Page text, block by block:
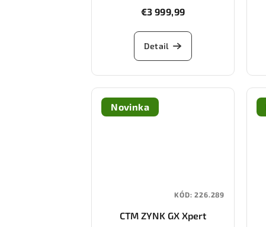
€3 999,99
Detail
Novinka
CTM ZYNK GX Xpert
KÓD:226.289